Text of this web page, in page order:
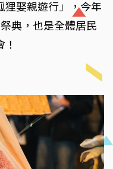
狸娶親遊行」，今年
典，也是全體居民